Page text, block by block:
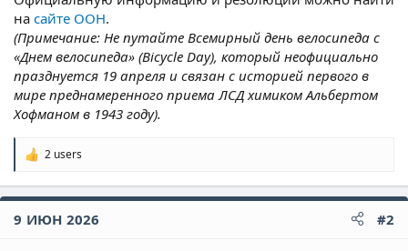
на сайте ООН.
(Примечание: Не путайте Всемирный день велосипеда с
«Днем велосипеда» (Bicycle Day), который неофициально
празднуется 19 апреля и связан с историей первого в
мире преднамеренного приема ЛСД химиком Альбертом
Хофманом в 1943 году).
Р
а
к
ц
2 users
9 ИЮН 2026 #2